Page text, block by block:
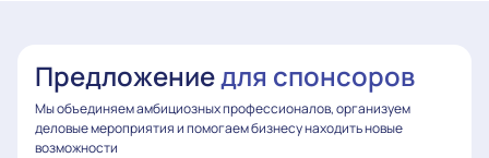
Предложениедля спонсоров
Мы объединяем амбициозных профессионалов, организуем
деловые мероприятия и помогаем бизнесу находить новые
возможности